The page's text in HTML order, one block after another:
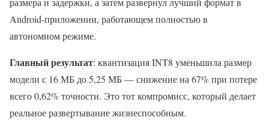
Android-приложении, работающем полностью в
автономном режиме.
Главный результат: квантизация INT8 уменьшила размер
модели с 16 МБ до 5,25 МБ — снижение на 67% при потере
всего 0,62% точности. Это тот компромисс, который делает
реальное развертывание жизнеспособным.